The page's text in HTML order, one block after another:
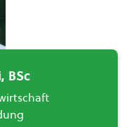
BSc